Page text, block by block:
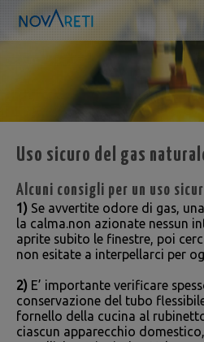
Uso sicuro del gas
Alcuni consigli per un uso
1) Se avvertite odore di gas,
la calma.non azionate nessun
aprite subito le finestre, poi
non esitate a interpellarci per
2) E’ importante verificare
conservazione del tubo
fornello della cucina al
ciascun apparecchio